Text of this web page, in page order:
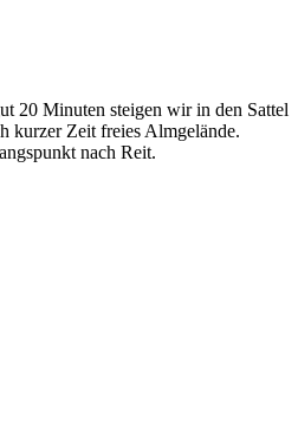
20 Minuten steigen wir in den Sattel
kurzer Zeit freies Almgelände.
nach Reit.